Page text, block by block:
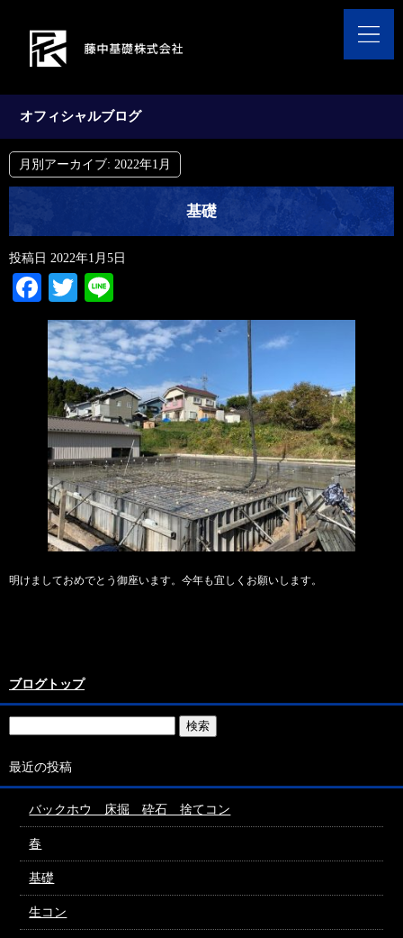
オフィシャルブログ
月別アーカイブ: 2022年1月
基礎
投稿日 2022年1月5日
Facebook
Twitter
明けましておめでとう御座います。今年も宜しくお願いします。
ブログトップ
最近の投稿
バックホウ 床掘 砕石 捨てコン
春
基礎
生コン